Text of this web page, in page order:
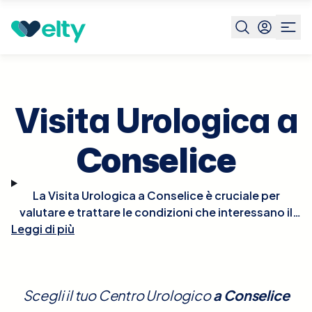
Prenota visita
Visita Urologica a
Conselice
La Visita Urologica a Conselice è cruciale per
valutare e trattare le condizioni che interessano il
sistema urinario e gli organi riproduttivi maschili.
prostata. Potrebbero essere richiesti ulteriori test
Leggi di più
Scegli il tuo Centro UrologicoaConselice